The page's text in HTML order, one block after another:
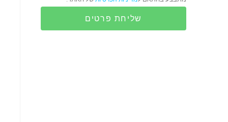
שליחת פרטים